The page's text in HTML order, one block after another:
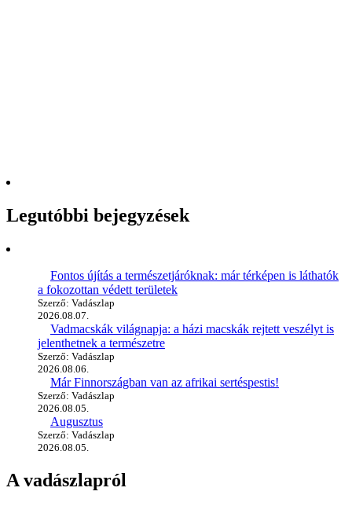
Legutóbbi bejegyzések
Fontos újítás a természetjáróknak: már térképen is láthatók
a fokozottan védett területek
Szerző: Vadászlap
2026.08.07.
Vadmacskák világnapja: a házi macskák rejtett veszélyt is
jelenthetnek a természetre
Szerző: Vadászlap
2026.08.06.
Már Finnországban van az afrikai sertéspestis!
Szerző: Vadászlap
2026.08.05.
Augusztus
Szerző: Vadászlap
2026.08.05.
A vadászlapról